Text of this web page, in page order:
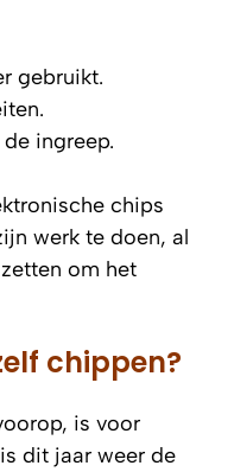
gebruikt.
ingreep.
chips
werk te doen, al
om het
chippen?
is voor
dit jaar weer de